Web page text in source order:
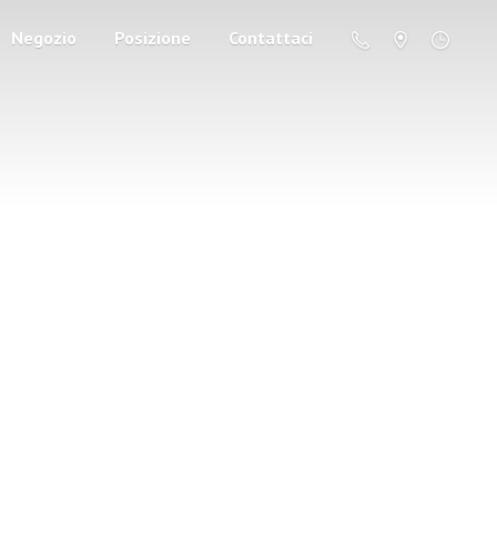
Negozio Posizione Contattaci